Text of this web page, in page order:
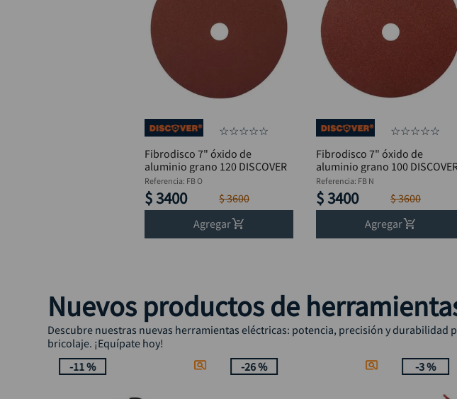
☆☆☆☆☆
Fibrodisco 7" óxido de
aluminio grano 120 DISCOVER
Referencia: FB O
$3400 $3600
Agregar
☆☆☆☆☆
Fibrodisco 7" óxido de
aluminio grano 100
Referencia: FB N
$3400 $3600
Agregar
Nuevos productos de
Descubre nuestras nuevas herramientas eléctricas: potencia, precisión y
bricolaje. ¡Equípate hoy!
-11 % -26 % -3 %